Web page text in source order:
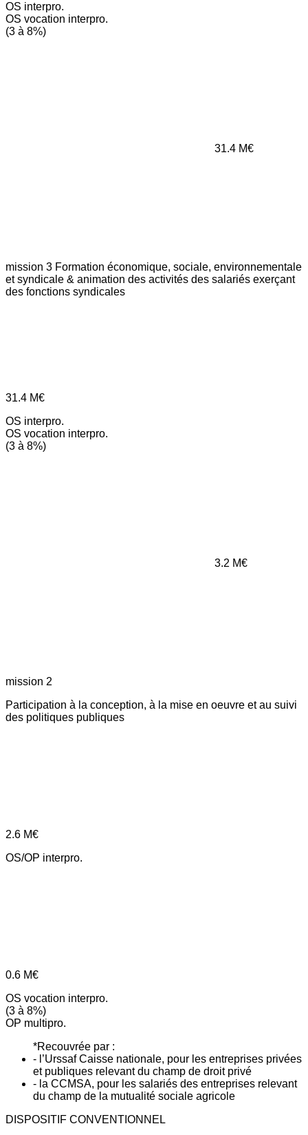
OS interpro.
OS vocation interpro.
(3 à 8%)
31.4 M€
mission 3 Formation économique, sociale, environnementale
et syndicale & animation des activités des salariés exerçant
des fonctions syndicales
31.4 M€
OS interpro.
OS vocation interpro.
(3 à 8%)
3.2 M€
mission 2
Participation à la conception, à la mise en oeuvre et au suivi
des politiques publiques
2.6 M€
OS/OP interpro.
0.6 M€
OS vocation interpro.
(3 à 8%)
OP multipro.
*Recouvrée par :
- l’Urssaf Caisse nationale, pour les entreprises privées
et publiques relevant du champ de droit privé
- la CCMSA, pour les salariés des entreprises relevant
du champ de la mutualité sociale agricole
DISPOSITIF CONVENTIONNEL